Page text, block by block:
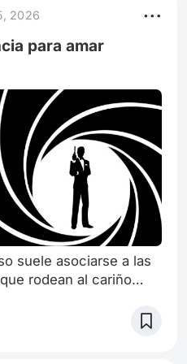
2026
para amar
suele asociarse a las
rodean al cariño
e implícitas, que